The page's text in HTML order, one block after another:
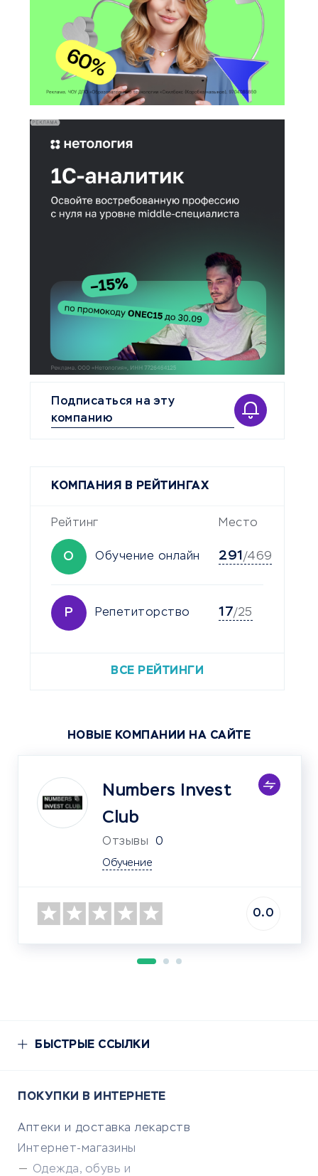
Подписаться на эту
компанию
КОМПАНИЯ В РЕЙТИНГАХ
Рейтинг Место
О Обучение онлайн 291 /469
Р Репетиторство 17/25
ВСЕ РЕЙТИНГИ
НОВЫЕ КОМПАНИИ НА САЙТЕ
Numbers Invest
Club
Отзывы 0
Обучение
0.0
БЫСТРЫЕ ССЫЛКИ
ПОКУПКИ В ИНТЕРНЕТЕ
Аптеки и доставка лекарств
Интернет-магазины
Одежда, обувь и